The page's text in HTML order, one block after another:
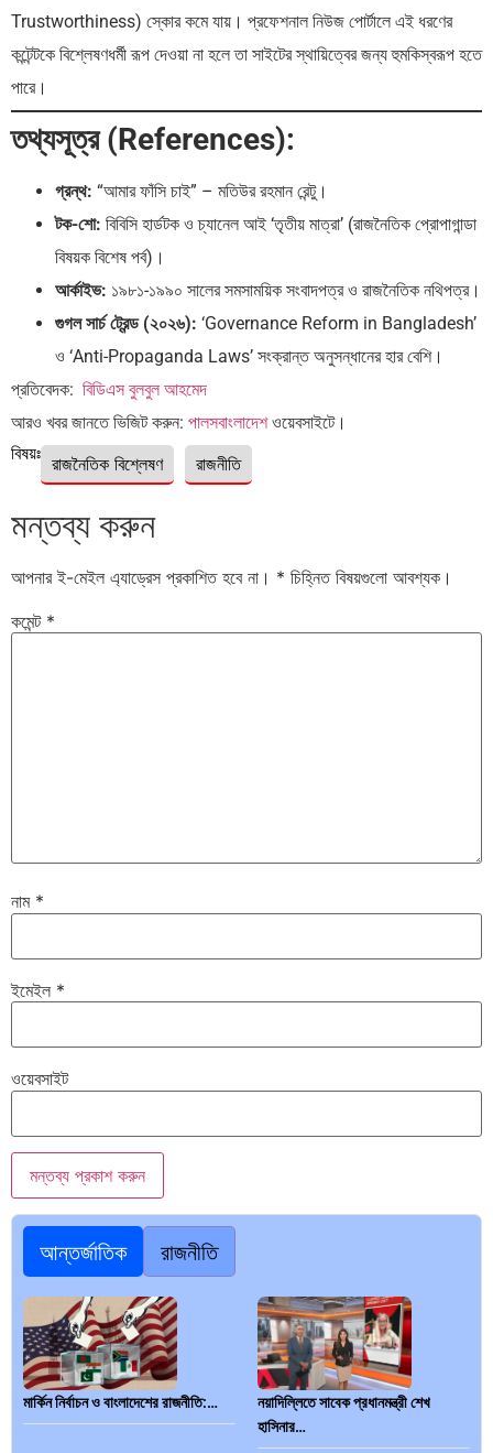
Trustworthiness) স্কোর কমে যায়। প্রফেশনাল নিউজ পোর্টালে এই ধরণের
কন্টেন্টকে বিশ্লেষণধর্মী রূপ দেওয়া না হলে তা সাইটের স্থায়িত্বের জন্য হুমকিস্বরূপ হতে
পারে।
তথ্যসূত্র (References):
গ্রন্থ: “আমার ফাঁসি চাই” – মতিউর রহমান রেন্টু।
টক-শো: বিবিসি হার্ডটক ও চ্যানেল আই ‘তৃতীয় মাত্রা’ (রাজনৈতিক প্রোপাগান্ডা
বিষয়ক বিশেষ পর্ব)।
আর্কাইভ: ১৯৮১-১৯৯০ সালের সমসাময়িক সংবাদপত্র ও রাজনৈতিক নথিপত্র।
গুগল সার্চ ট্রেন্ড (২০২৬): ‘Governance Reform in Bangladesh’
ও ‘Anti-Propaganda Laws’ সংক্রান্ত অনুসন্ধানের হার বেশি।
প্রতিবেদক: বিডিএস বুলবুল আহমেদ
আরও খবর জানতে ভিজিট করুন: পালসবাংলাদেশওয়েবসাইটে।
বিষয়ঃ রাজনৈতিক বিশ্লেষণ রাজনীতি
মন্তব্য করুন
আপনার ই-মেইল এ্যাড্রেস প্রকাশিত হবে না। * চিহ্নিত বিষয়গুলো আবশ্যক।
কমেন্ট *
নাম *
ইমেইল *
ওয়েবসাইট
আন্তর্জাতিক রাজনীতি
মার্কিন নির্বাচন ও বাংলাদেশের রাজনীতি:…
নয়াদিল্লিতে সাবেক প্রধানমন্ত্রী শেখ
হাসিনার…